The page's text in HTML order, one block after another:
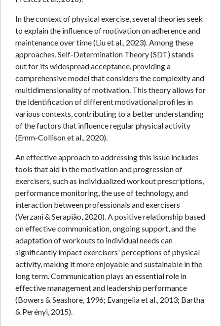
In the context of physical exercise, several theories seek
to explain the influence of motivation on adherence and
maintenance over time (Liu et al., 2023). Among these
approaches, Self-Determination Theory (SDT) stands
out for its widespread acceptance, providing a
comprehensive model that considers the complexity and
multidimensionality of motivation. This theory allows for
the identification of different motivational profiles in
various contexts, contributing to a better understanding
of the factors that influence regular physical activity
(Emm-Collison et al., 2020).
An effective approach to addressing this issue includes
tools that aid in the motivation and progression of
exercisers, such as individualized workout prescriptions,
performance monitoring, the use of technology, and
interaction between professionals and exercisers
(Verzani & Serapião, 2020). A positive relationship based
on effective communication, ongoing support, and the
adaptation of workouts to individual needs can
significantly impact exercisers' perceptions of physical
activity, making it more enjoyable and sustainable in the
long term. Communication plays an essential role in
effective management and leadership performance
(Bowers & Seashore, 1996; Evangelia et al., 2013; Bartha
& Perényi, 2015).